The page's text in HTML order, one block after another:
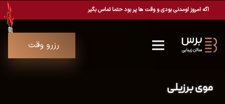
اگه امروز اومدنی بودی و وقت ها پر بود حتما تماس بگیر
رزرو وقت
موی برزیلی